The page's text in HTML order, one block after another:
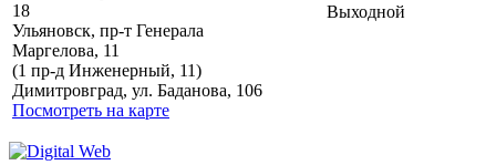
18
Ульяновск, пр-т Генерала
Маргелова, 11
(1 пр-д Инженерный, 11)
Димитровград, ул. Баданова, 106
Посмотреть на карте
Выходной